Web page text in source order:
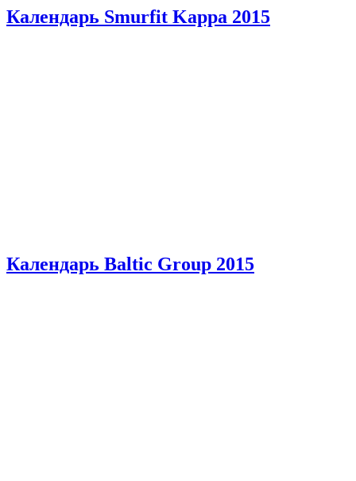
Календарь Smurfit Kappa 2015
Календарь Baltic Group 2015